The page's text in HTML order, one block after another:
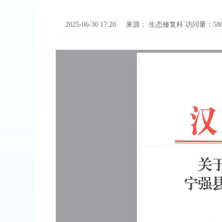
2025-06-30 17:20 来源： 生态修复科 访问量：